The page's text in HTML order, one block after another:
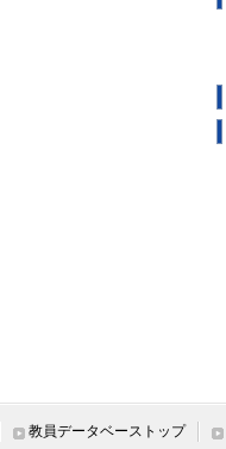
教員データベーストップ